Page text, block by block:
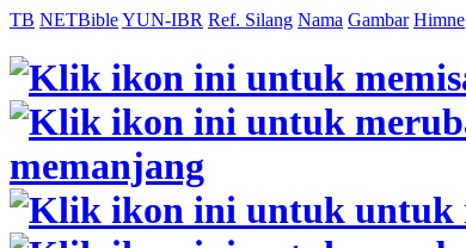
TB NETBibleYUN-IBR Ref. Silang Nama Gambar Himne